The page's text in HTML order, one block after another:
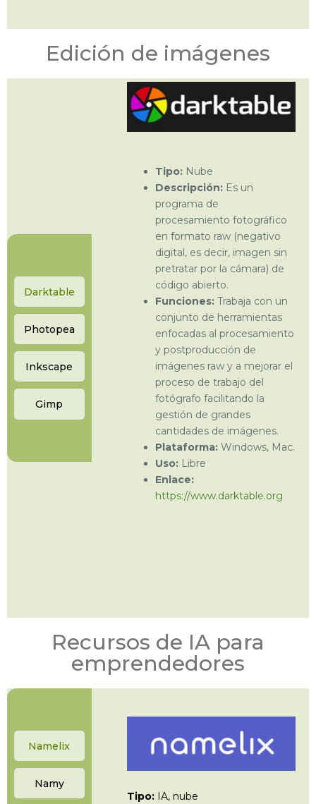
Edición de imágenes
Darktable
Photopea
Inkscape
Gimp
Tipo:Nube
Descripción:Es un
programa de
procesamiento fotográfico
en formato raw (negativo
digital, es decir, imagen sin
pretratar por la cámara) de
código abierto.
Funciones:Trabaja con un
conjunto de herramientas
enfocadas al procesamiento
y postproducción de
imágenes raw y a mejorar el
proceso de trabajo del
fotógrafo facilitando la
gestión de grandes
cantidades de imágenes.
Plataforma:Windows, Mac.
Uso:Libre
Enlace:
https://www.darktable.org
Recursos de IA para
emprendedores
Namelix
Namy
Tipo:IA, nube